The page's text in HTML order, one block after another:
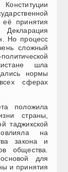
её принятия
Но процесс
сложный
шла
нормы
сферах
положила
страны,
таджикской
на
закона и
общества.
для
и принятия